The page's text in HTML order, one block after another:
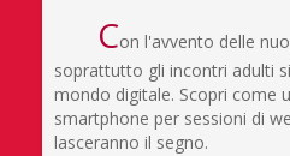
Con l'avvento delle
soprattutto gli incontri adulti
mondo digitale. Scopri come
smartphone per sessioni di
lasceranno il segno.